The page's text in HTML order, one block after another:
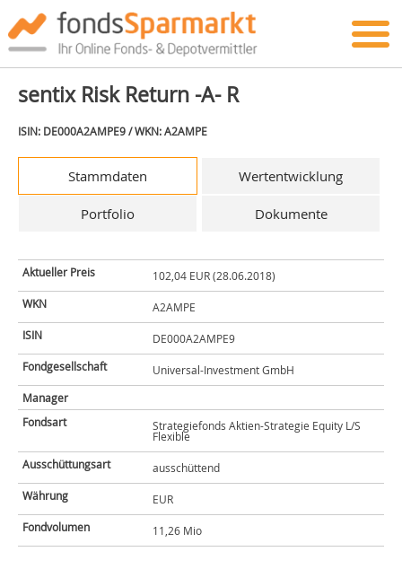
sentix Risk Return -A- R
ISIN: DE000A2AMPE9 / WKN: A2AMPE
Stammdaten Wertentwicklung
Portfolio Dokumente
Aktueller Preis
102,04 EUR (28.06.2018)
WKN
A2AMPE
ISIN
DE000A2AMPE9
Fondgesellschaft
Universal-Investment GmbH
Manager
Fondsart
Strategiefonds Aktien-Strategie Equity L/S
Flexible
Ausschüttungsart
ausschüttend
Währung
EUR
Fondvolumen
11,26 Mio